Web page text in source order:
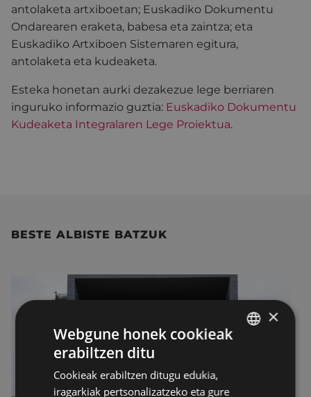
antolaketa artxiboetan; Euskadiko Dokumentu
Ondarearen eraketa, babesa eta zaintza; eta
Euskadiko Artxiboen Sistemaren egitura,
antolaketa eta kudeaketa.
Esteka honetan aurki dezakezue lege berriaren
inguruko informazio guztia: Euskadiko Dokumentu
Kudeaketa Integralaren Lege Proiektua.
BESTE ALBISTE BATZUK
×
Webgune honek cookieak
erabiltzen ditu
Cookieak erabiltzen ditugu edukia,
iragarkiak pertsonalizatzeko eta gure